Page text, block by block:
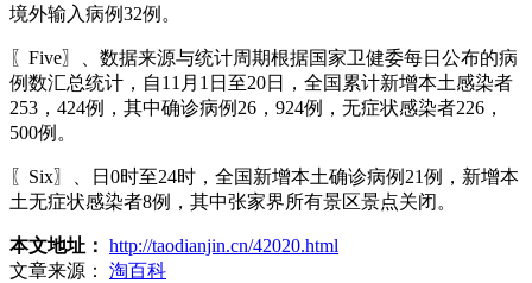
境外输入病例32例。
〖Five〗、数据来源与统计周期根据国家卫健委每日公布的病
例数汇总统计，自11月1日至20日，全国累计新增本土感染者
253，424例，其中确诊病例26，924例，无症状感染者226，
500例。
〖Six〗、日0时至24时，全国新增本土确诊病例21例，新增本
土无症状感染者8例，其中张家界所有景区景点关闭。
本文地址： http://taodianjin.cn/42020.html
文章来源：
淘百科